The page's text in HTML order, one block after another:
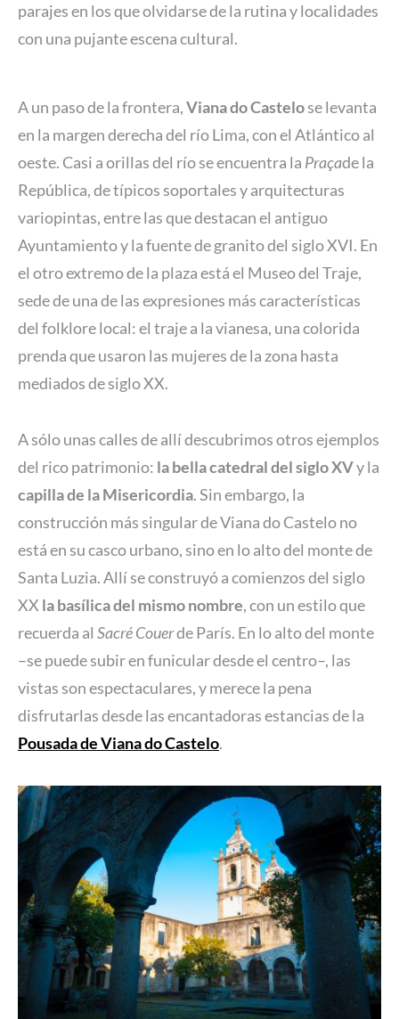
parajes en los que olvidarse de la rutina y localidades
con una pujante escena cultural.
A un paso de la frontera,Viana do Castelose levanta
en la margen derecha del río Lima, con el Atlántico al
oeste. Casi a orillas del río se encuentra la Praçade la
República, de típicos soportales y arquitecturas
variopintas, entre las que destacan el antiguo
Ayuntamiento y la fuente de granito del siglo XVI. En
el otro extremo de la plaza está el Museo del Traje,
sede de una de las expresiones más características
del folklore local: el traje a la vianesa, una colorida
prenda que usaron las mujeres de la zona hasta
mediados de siglo XX.
A sólo unas calles de allí descubrimos otros ejemplos
del rico patrimonio: la bellacatedral del siglo XVy la
capilla de la Misericordia. Sin embargo, la
construcción más singular de Viana do Castelo no
está en su casco urbano, sino en lo alto del monte de
Santa Luzia. Allí se construyó a comienzos del siglo
XX la basílica del mismo nombre, con un estilo que
recuerda al Sacré Couerde París. En lo alto del monte
–se puede subir en funicular desde el centro–, las
vistas son espectaculares, y merece la pena
disfrutarlas desde las encantadoras estancias de la
Pousada de Viana do Castelo.